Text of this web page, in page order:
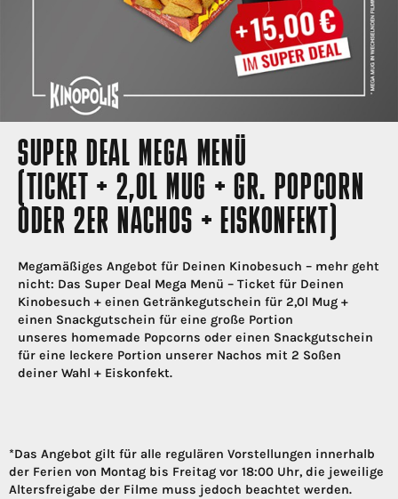
SUPER DEAL MEGA MENÜ
(TICKET + 2,0L MUG + GR. POPCORN
ODER 2ER NACHOS + EISKONFEKT)
Megamäßiges Angebot für Deinen Kinobesuch – mehr geht
nicht: Das Super Deal Mega Menü – Ticket für Deinen
Kinobesuch + einen Getränkegutschein für 2,0l Mug +
einen Snackgutschein für eine große Portion
unseres homemade Popcorns oder einen Snackgutschein
für eine leckere Portion unserer Nachos mit 2 Soßen
deiner Wahl + Eiskonfekt.
*Das Angebot gilt für alle regulären Vorstellungen innerhalb
der Ferien von Montag bis Freitag vor 18:00 Uhr, die jeweilige
Altersfreigabe der Filme muss jedoch beachtet werden.